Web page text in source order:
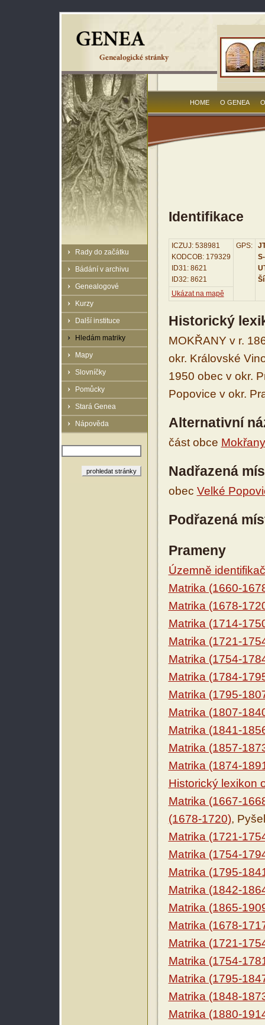
Rady do začátku
Bádání v archivu
Genealogové
Kurzy
Další instituce
Hledám matriky
Mapy
Slovníčky
Pomůcky
Stará Genea
Nápověda
HOME O GENEA
Identifikace
ICZUJ: 538981
KODCOB: 179329
ID31: 8621
ID32: 8621
GPS:
Ukázat na mapě
Historický
MOKŘANY v r.
okr. Královské
1950 obec v okr.
Popovice v okr.
Alternativní
část obce Mokřany
Nadřazená
obec Velké
Podřazená
Prameny
Územně
Matrika (1660-
Matrika (1678-
Matrika (1714-
Matrika (1721-
Matrika (1754-
Matrika (1784-
Matrika (1795-
Matrika (1807-
Matrika (1841-
Matrika (1857-
Matrika (1874-
Historický lexikon
Matrika (1667-
(1678-1720),
Matrika (1721-
Matrika (1754-
Matrika (1795-
Matrika (1842-
Matrika (1865-
Matrika (1678-
Matrika (1721-
Matrika (1754-
Matrika (1795-
Matrika (1848-
Matrika (1880-